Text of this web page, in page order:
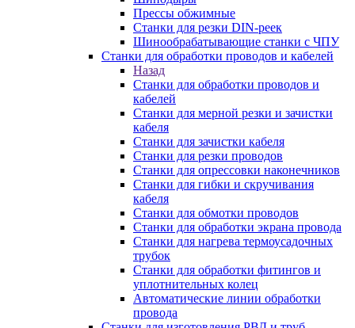
Прессы обжимные
Станки для резки DIN-реек
Шинообрабатывающие станки с ЧПУ
Станки для обработки проводов и кабелей
Назад
Станки для обработки проводов и
кабелей
Станки для мерной резки и зачистки
кабеля
Станки для зачистки кабеля
Станки для резки проводов
Станки для опрессовки наконечников
Станки для гибки и скручивания
кабеля
Станки для обмотки проводов
Станки для обработки экрана провода
Станки для нагрева термоусадочных
трубок
Станки для обработки фитингов и
уплотнительных колец
Автоматические линии обработки
провода